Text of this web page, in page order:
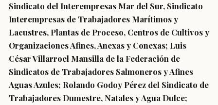
Sindicato del Interempresas Mar del Sur, Sindicato
Interempresas de Trabajadores Marítimos y
Lacustres, Plantas de Proceso, Centros de Cultivos y
Organizaciones Afines, Anexas y Conexas; Luis
César Villarroel Mansilla de la Federación de
Sindicatos de Trabajadores Salmoneros y Afines
Aguas Azules; Rolando Godoy Pérez del Sindicato de
Trabajadores Dumestre, Natales y Agua Dulce;